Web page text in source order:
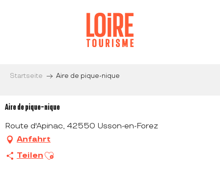
Startseite Aire de pique-nique
Aire de pique-nique
Route d'Apinac, 42550 Usson-en-Forez
Anfahrt
Teilen Ajouter aux favoris